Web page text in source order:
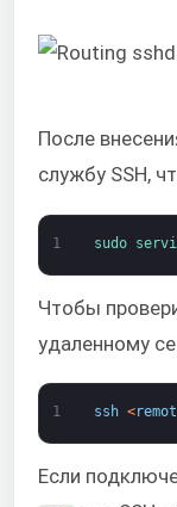
После
службу SSH,
1 sudo
Чтобы
удаленному
1 ssh <
Если